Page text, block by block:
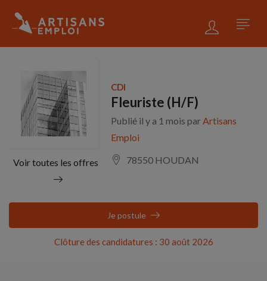
Voir toutes les offres
CDI
Fleuriste (H/F)
Publié il y a 1 mois par Artisans
Emploi
78550 HOUDAN
Clôture des candidatures : 30 août 2026
Je postule